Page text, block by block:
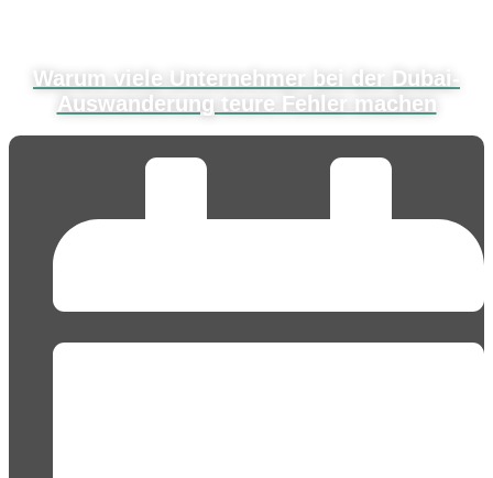
Warum viele Unternehmer bei der Dubai-
Auswanderung teure Fehler machen